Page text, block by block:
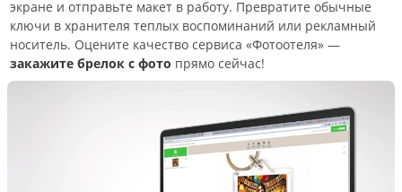
экране и отправьте макет в работу. Превратите обычные
ключи в хранителя теплых воспоминаний или рекламный
носитель. Оцените качество сервиса «Фотоотеля» —
закажите брелок с фото прямо сейчас!